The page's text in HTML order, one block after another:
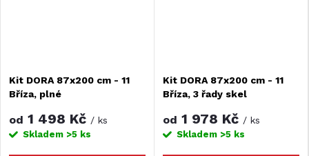
Kit DORA 87x200 cm - 11
Bříza, plné
od 1 498 Kč / ks
Skladem >5 ks
Kit DORA 87x200 cm - 11
Bříza, 3 řady skel
od 1 978 Kč / ks
Skladem >5 ks